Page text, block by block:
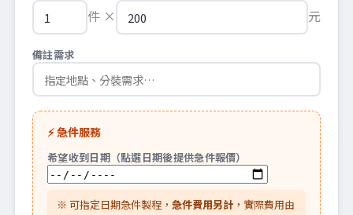
件 × 元
備註需求
⚡ 急件服務
希望收到日期（點選日期後提供急件報價）
※ 可指定日期急件製程， 急件費用另計 ，實際費用由